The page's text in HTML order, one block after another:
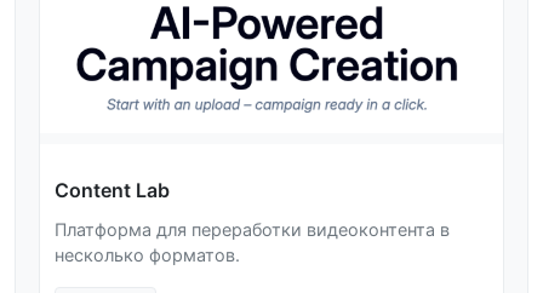
Content Lab
Платформа для переработки видеоконтента в
несколько форматов.